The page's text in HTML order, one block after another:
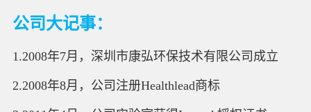
公司大记事：
1.2008年7月，深圳市康弘环保技术有限公司成立
2.2008年8月，公司注册Healthlead商标